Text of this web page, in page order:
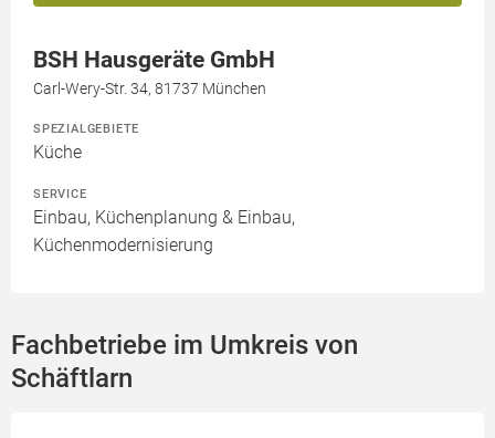
BSH Hausgeräte GmbH
Carl-Wery-Str. 34, 81737 München
SPEZIALGEBIETE
Küche
SERVICE
Einbau, Küchenplanung & Einbau,
Küchenmodernisierung
Fachbetriebe im Umkreis von
Schäftlarn